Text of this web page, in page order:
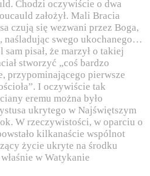
Chodzi oczywiście o dwa
założył. Mali Bracia
czują się wezwani przez Boga,
naśladując swego ukochanego…
pisał, że marzył o takiej
stworzyć „coś bardzo
przypominającego pierwsze
I oczywiście tak
eremu można było
ukrytego w Najświętszym
W rzeczywistości, w oparciu o
kilkanaście wspólnot
życie ukryte na środku
w Watykanie